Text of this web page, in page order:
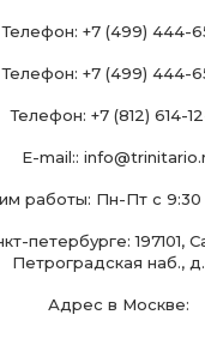
Телефон: +7 (499) 444-
Телефон: +7 (499) 444-
Телефон: +7 (812) 614-
E-mail::
работы: Пн-Пт с 9:30
петербурге: 197101,
Петроградская наб.,
Адрес в Москве: